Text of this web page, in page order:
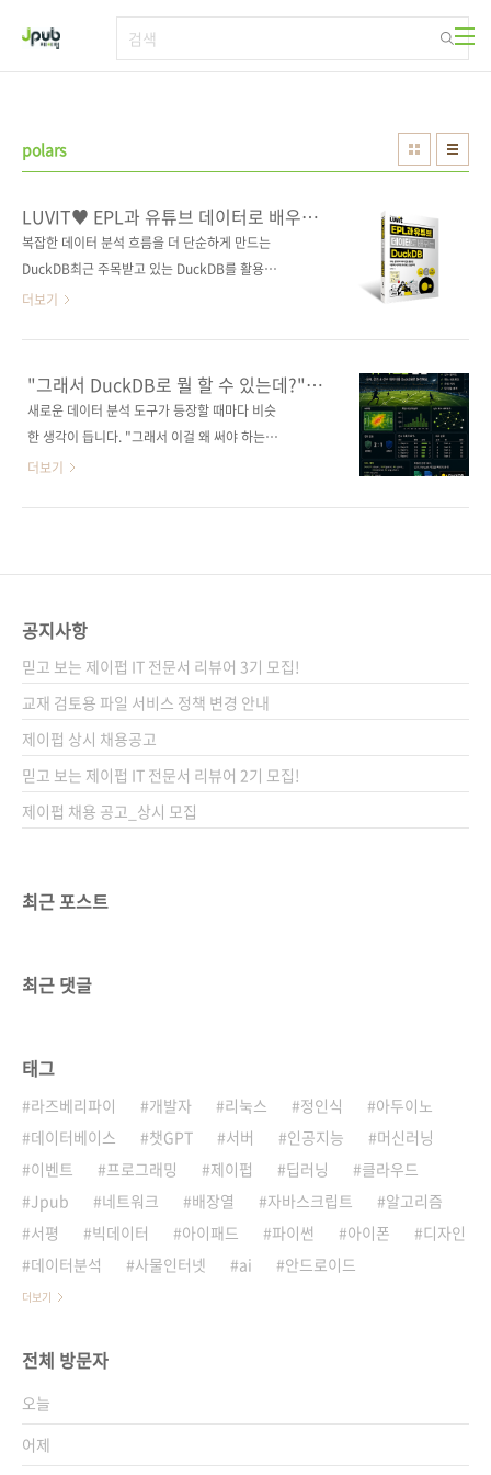
polars
LUVIT♥ EPL과 유튜브 데이터로 배우는
DuckDB
복잡한 데이터 분석 흐름을 더 단순하게 만드는
DuckDB최근 주목받고 있는 DuckDB를 활용해
SQL 기반 데이터 분석과 실전 프로젝트를 학습
시각화와 대시보드 제작까지 단계적으로 학습하
며 현대적인 데이터 분석 흐름을 자연스럽게 익
힐 수 있다. 특히 프리미어리그(EPL) 경기 및 선
채널 분석 등 실제 데이터를 활용한 다양한 예제
를 통해 데이터를 읽고 해석하는 과정을 직접 따
더보기
"그래서 DuckDB로 뭘 할 수 있는데?"
프리미어리그부터 케데헌까지
분석해봤습니다
새로운 데이터 분석 도구가 등장할 때마다 비슷
한 생각이 듭니다. "그래서 이걸 왜 써야 하는
데?" 더 빠르다. 더 편하다. 더 강력하다. 새로운
납니다. 2026년 FIFA 월드컵이 시작되면서 축
는 올해 초 열린 아카데미 시상식에서의 수상 소
식과 함께 또 한 번 화제가 되었습니다. 누군가는
경기를 보고, 누군가는 영상을 보고, 누군가는 트
렌드를 이야기합니다. 데이터 분석가는 그 뒤에
쌓이는 숫자를 들여다보죠. 이번에 출간하는 《..
더보기
공지사항
믿고 보는 제이펍 IT 전문서 리뷰어 3기 모집!
교재 검토용 파일 서비스 정책 변경 안내
제이펍 상시 채용공고
믿고 보는 제이펍 IT 전문서 리뷰어 2기 모집!
제이펍 채용 공고_상시 모집
최근 포스트
최근 댓글
태그
라즈베리파이 개발자 리눅스 정인식
아두이노
데이터베이스
챗GPT 서버 인공지능
머신러닝
이벤트
프로그래밍 제이펍 딥러닝
클라우드
Jpub
네트워크 배장열 자바스크립트
알고리즘
서평
빅데이터 아이패드 파이썬 아이폰
디자인
데이터분석
사물인터넷 ai 안드로이드
더보기
전체 방문자
오늘
어제